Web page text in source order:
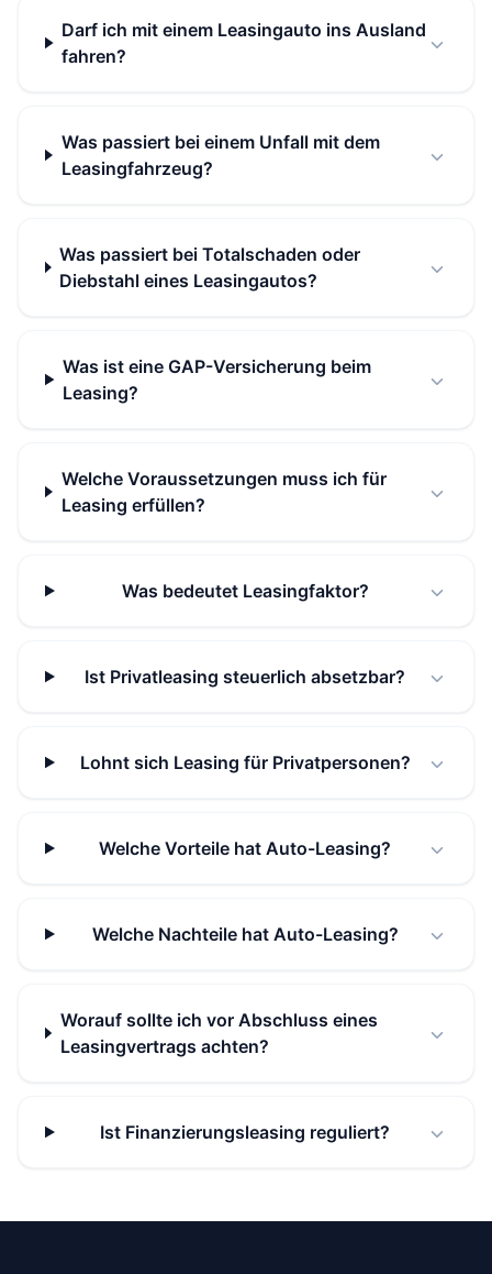
Darf ich mit einem Leasingauto ins Ausland
fahren?
Was passiert bei einem Unfall mit dem
Leasingfahrzeug?
Was passiert bei Totalschaden oder
Diebstahl eines Leasingautos?
Was ist eine GAP-Versicherung beim
Leasing?
Welche Voraussetzungen muss ich für
Leasing erfüllen?
Was bedeutet Leasingfaktor?
Ist Privatleasing steuerlich absetzbar?
Lohnt sich Leasing für Privatpersonen?
Welche Vorteile hat Auto-Leasing?
Welche Nachteile hat Auto-Leasing?
Worauf sollte ich vor Abschluss eines
Leasingvertrags achten?
Ist Finanzierungsleasing reguliert?